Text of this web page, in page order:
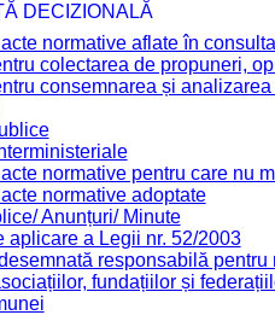
DECIZIONALĂ
normative aflate în
colectarea de propuneri,
consemnarea și
normative pentru care nu
normative adoptate
Anunțuri/ Minute
aplicare a Legii nr. 52/2003
responsabilă
fundațiilor și